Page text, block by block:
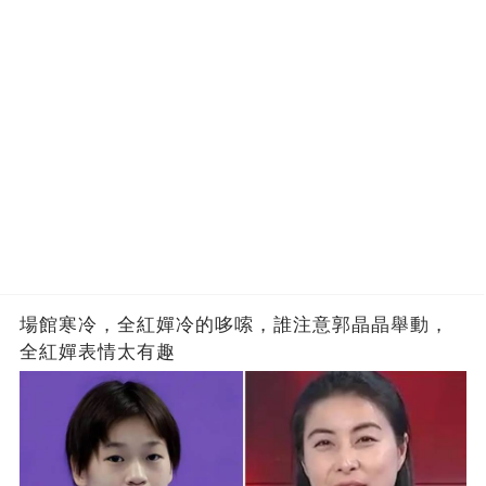
場館寒冷，全紅嬋冷的哆嗦，誰注意郭晶晶舉動，
全紅嬋表情太有趣